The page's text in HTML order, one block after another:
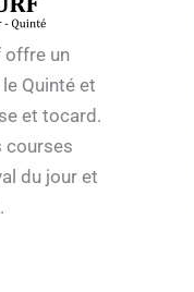
offre un
Quinté et
et tocard.
courses
du jour et